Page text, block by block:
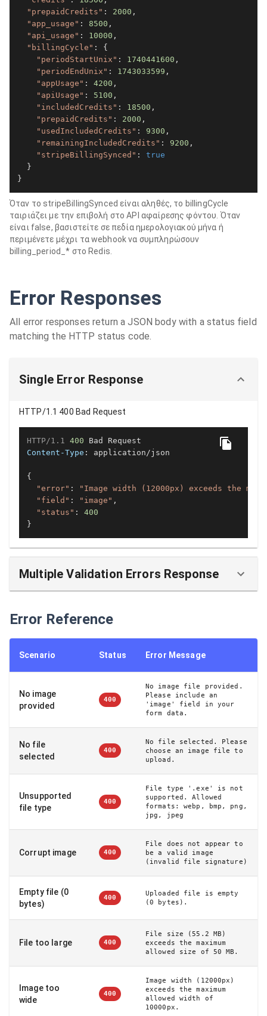
"prepaidCredits" : 2000 ,
"app_usage" : 8500 ,
"api_usage" : 10000 ,
"billingCycle" : {
"periodStartUnix" : 1740441600 ,
"periodEndUnix" : 1743033599 ,
"appUsage" : 4200 ,
"apiUsage" : 5100 ,
"includedCredits" : 18500 ,
"prepaidCredits" : 2000 ,
"usedIncludedCredits" : 9300 ,
"remainingIncludedCredits" : 9200 ,
"stripeBillingSynced" : true
  }
}
Όταν το stripeBillingSynced είναι αληθές, το billingCycle
ταιριάζει με την επιβολή στο API αφαίρεσης φόντου. Όταν
είναι false, βασιστείτε σε πεδία ημερολογιακού μήνα ή
περιμένετε μέχρι τα webhook να συμπληρώσουν
billing_period_* στο Redis.
Error Responses
All error responses return a JSON body with a status field
matching the HTTP status code.
Single Error Response
HTTP/1.1 400 Bad Request
HTTP/1.1 400
Content-Type : application/json
{
"error" :
"Image width (12000px) exceeds the
"field" : "image" ,
"status" : 400
}
Multiple Validation Errors Response
Error Reference
Scenario Status Error Message
No image
provided
400
No image file provided.
Please include an
'image' field in your
form data.
No file
selected
400
No file selected. Please
choose an image file to
upload.
Unsupported
file type
400
File type '.exe' is not
supported. Allowed
formats: webp, bmp, png,
jpg, jpeg
Corrupt image 400
File does not appear to
be a valid image
(invalid file signature)
Empty file (0
bytes)
400
Uploaded file is empty
(0 bytes).
File too large 400
File size (55.2 MB)
exceeds the maximum
allowed size of 50 MB.
Image too
wide
400
Image width (12000px)
exceeds the maximum
allowed width of
10000px.